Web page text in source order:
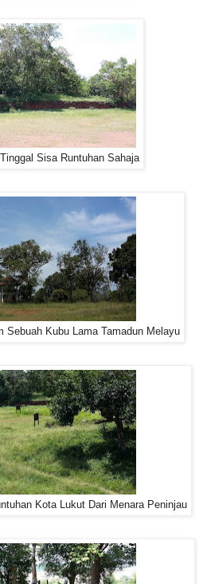
Sisa Runtuhan Sahaja
Sebuah Kubu Lama Tamadun Melayu
Kota Lukut Dari Menara Peninjau